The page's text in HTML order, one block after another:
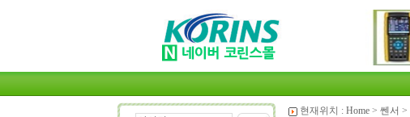
현재위치 : Home> 쎈서 >